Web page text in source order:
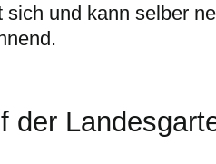
sich und kann selber
der